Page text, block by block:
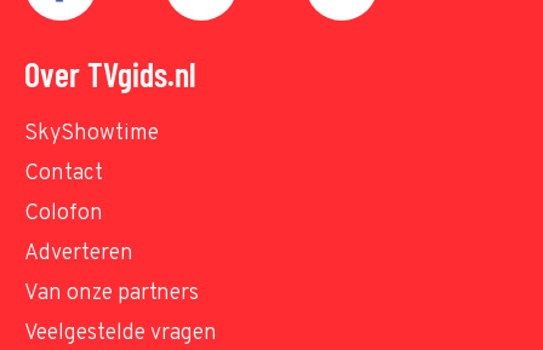
Over TVgids.nl
SkyShowtime
Contact
Colofon
Adverteren
Van onze partners
Veelgestelde vragen